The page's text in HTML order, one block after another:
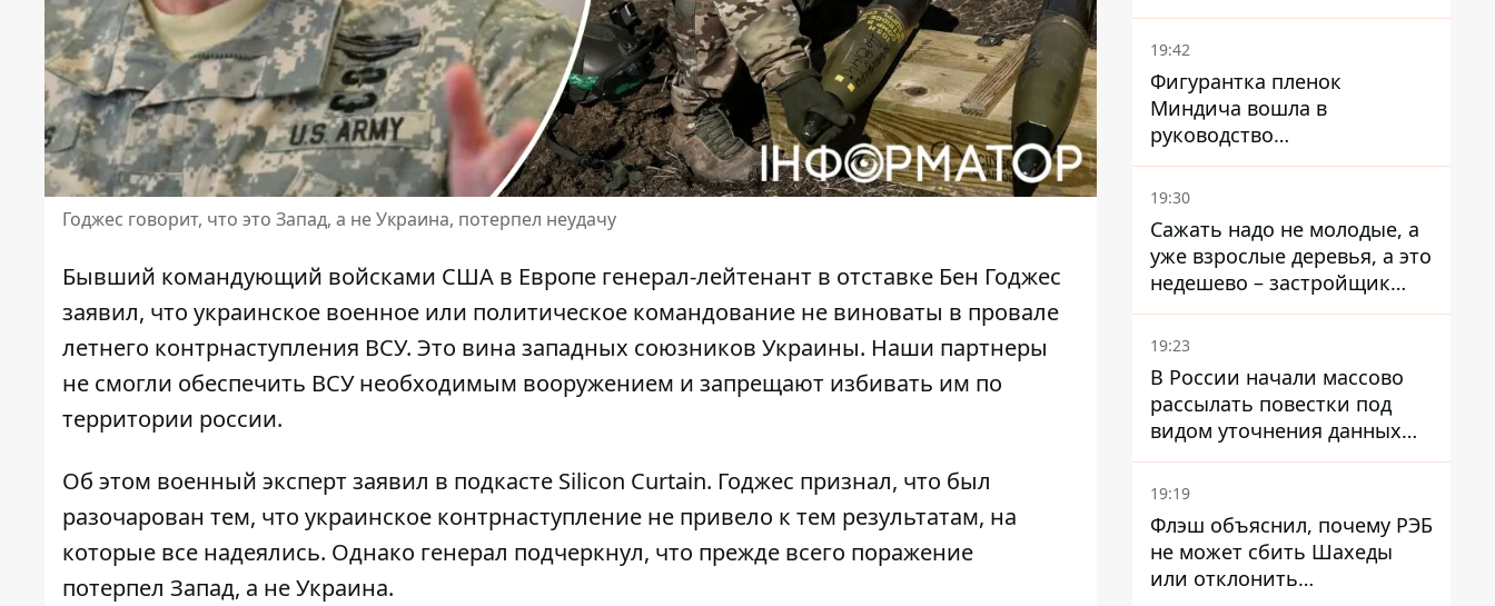
Годжес говорит, что это Запад, а не Украина, потерпел неудачу
Бывший командующий войсками США в Европе генерал-лейтенант в отставке Бен Годжес
заявил, что украинское военное или политическое командование не виноваты в провале
летнего контрнаступления ВСУ. Это вина западных союзников Украины. Наши партнеры
не смогли обеспечить ВСУ необходимым вооружением и запрещают избивать им по
территории россии.
Об этом военный эксперт заявил в подкасте Silicon Curtain. Годжес признал, что был
разочарован тем, что украинское контрнаступление не привело к тем результатам, на
которые все надеялись. Однако генерал подчеркнул, что прежде всего поражение
потерпел Запад, а не Украина.
19:42
Фигурантка пленок
Миндича вошла в
руководство
стратегического
госпредприятия - работала
заместителем Галущенко
19:30
Сажать надо не молодые, а
уже взрослые деревья, а это
недешево – застройщик
Никонов
19:23
В России начали массово
рассылать повестки под
видом уточнения данных
для набора контрактников
19:19
Флэш объяснил, почему РЭБ
не может сбить Шахеды
или отклонить